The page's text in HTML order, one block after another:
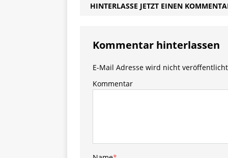
HINTERLASSE JETZT EINEN
Kommentar hinterlassen
E-Mail Adresse wird nicht
Kommentar